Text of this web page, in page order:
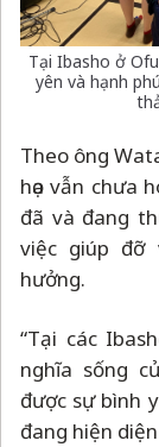
Tại Ibasho ở
yên và hạnh
Theo ông
họa vẫn chưa
đã và đang
việc giúp đỡ
hưởng.
“Tại các
nghĩa sống
được sự bình
đang hiện